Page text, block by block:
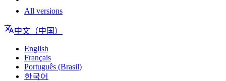
All versions
中文（中国）
English
Français
Português (Brasil)
한국어